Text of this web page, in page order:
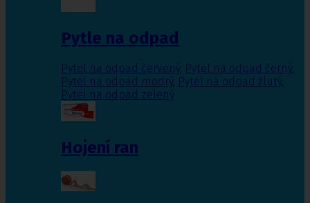
Pytle na odpad
Pytel na odpad červený, Pytel na odpad černý,
Pytel na odpad modrý, Pytel na odpad žlutý,
Pytel na odpad zelený
Hojení ran